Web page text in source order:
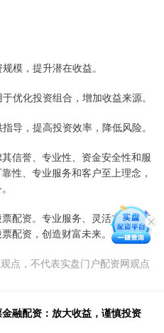
模，提升潜在收益。
优化投资组合，增加收益来源。
导，提高投资效率，降低风险。
信誉、专业性、资金安全性和服
性、专业服务和客户至上理念，
配资。专业服务、灵活方案和安
配资，创造财富未来。
点，不代表实盘门户配资网观点
融配资：放大收益，谨慎投资